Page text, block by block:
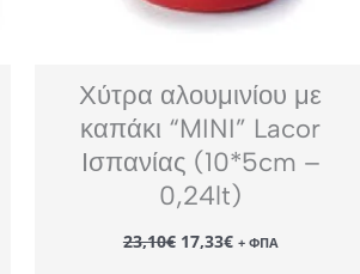
Χύτρα αλουμινίου με
καπάκι “MINI” Lacor
Ισπανίας (10*5cm –
0,24lt)
23,10€ Original
price
17,33€Η
τρέχουσα
+ ΦΠΑ